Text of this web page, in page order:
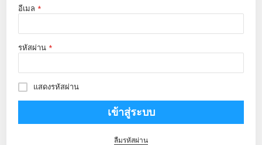
อีเมล
รหัสผ่าน
แสดงรหัสผ่าน
เข้าสู่ระบบ
ลืมรหัสผ่าน